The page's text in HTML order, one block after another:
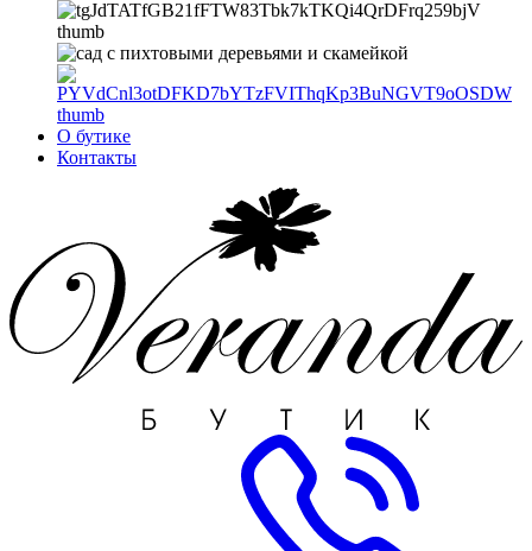
О бутике
Контакты